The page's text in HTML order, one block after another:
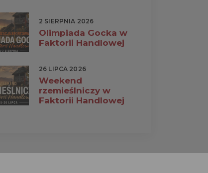
2 SIERPNIA 2026
Olimpiada Gocka w
Faktorii Handlowej
26 LIPCA 2026
Weekend
rzemieślniczy w
Faktorii Handlowej